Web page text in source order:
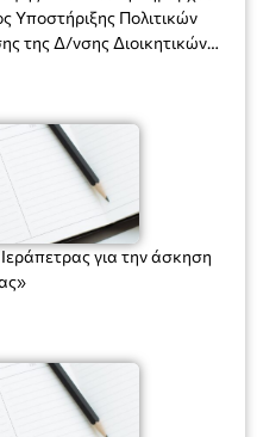
Υποστήριξης Πολιτικών
της Δ/νσης Διοικητικών
πράξεις και
για την άσκηση